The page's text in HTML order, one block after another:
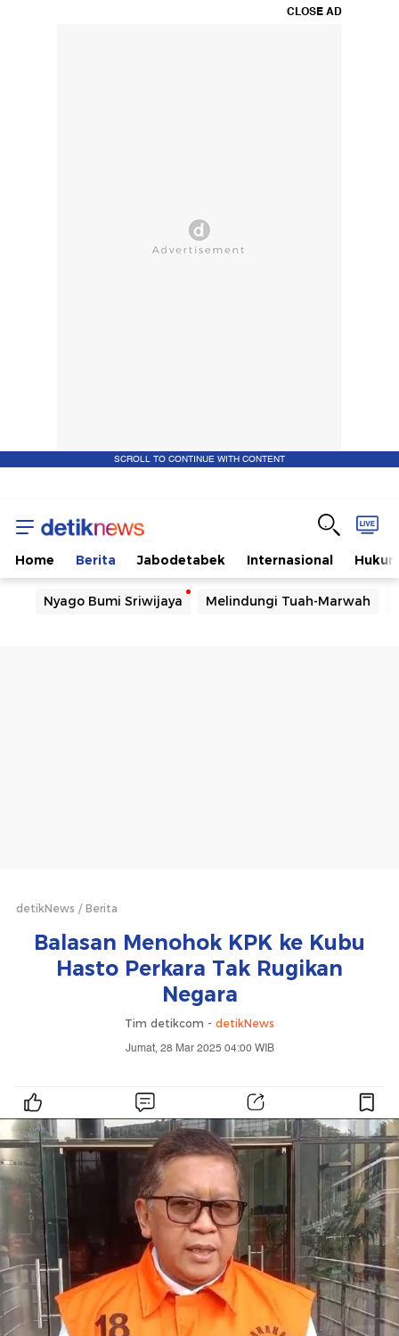
CLOSE AD
SCROLL TO CONTINUE WITH CONTENT
Home Berita Jabodetabek Internasional
Nyago Bumi Sriwijaya Melindungi Tuah-Marwah
detikNews Berita
Balasan Menohok KPK ke Kubu
Hasto Perkara Tak Rugikan
Negara
Tim detikcom - detikNews
Jumat, 28 Mar 2025 04:00 WIB